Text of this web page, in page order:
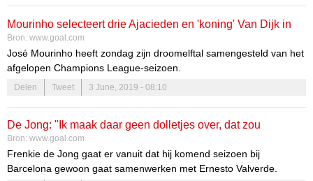
Mourinho selecteert drie Ajacieden en 'koning' Van Dijk in
dreamteam
Bron: www.goal.com
José Mourinho heeft zondag zijn droomelftal samengesteld van het
afgelopen Champions League-seizoen.
Delen Tweet 3 June, 2019 - 08:10
De Jong: "Ik maak daar geen dolletjes over, dat zou
respectloos zijn"
Bron: www.goal.com
Frenkie de Jong gaat er vanuit dat hij komend seizoen bij
Barcelona gewoon gaat samenwerken met Ernesto Valverde.